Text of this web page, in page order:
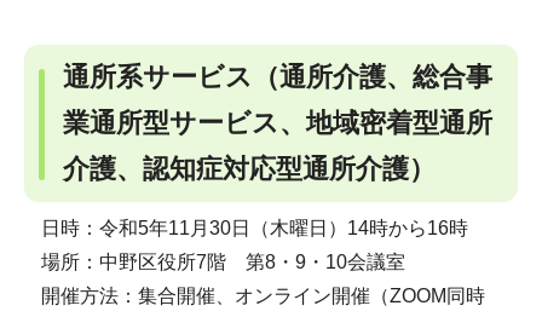
通所系サービス（通所介護、総合事
業通所型サービス、地域密着型通所
介護、認知症対応型通所介護）
日時：令和5年11月30日（木曜日）14時から16時
場所：中野区役所7階 第8・9・10会議室
開催方法：集合開催、オンライン開催（ZOOM同時